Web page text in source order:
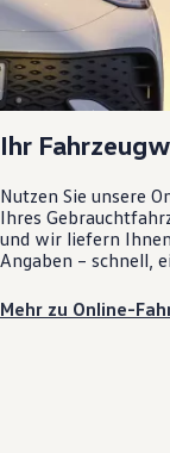
Ihr
Nutzen Sie unsere
Ihres
und wir liefern
Angaben – schnell,
Mehr zu Online-